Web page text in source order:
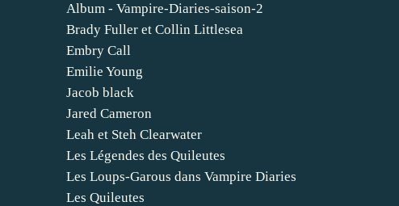
Album - Vampire-Diaries-saison-2
Brady Fuller et Collin Littlesea
Embry Call
Emilie Young
Jacob black
Jared Cameron
Leah et Steh Clearwater
Les Légendes des Quileutes
Les Loups-Garous dans Vampire Diaries
Les Quileutes